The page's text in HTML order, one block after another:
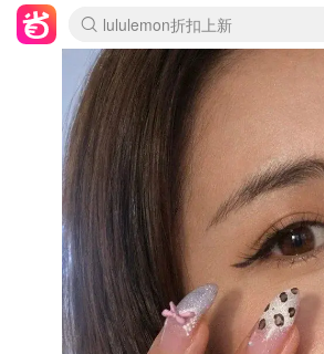
lululemon折扣上新
Sasa美妆护肤3.5折
SSENSE年中2.5折
FreshBeauty好价汇总
Cettire降价+叠9折
WWS Coles超市实拍
viagogo二手票捡漏
Myer超级周末
The Outnet奢牌1折起
David Jones 3折起
Flannels大牌1折
Perfumes Club护肤1折
AMIRO面罩$251
Amazon折扣汇总
eToro入金$200送$50
Amazon数码好物
ICONIC本周7.5折
ThedoubleF高奢地板价
Moose Knuckles 6折
EUFY摄像头$98
Selenichast首饰2折
Trip机票酒店促销
YSL送5件彩妆礼
Amazon家居好物
Amazon美妆护肤
雅漾大喷$8
过敏原检测盒$33
科颜氏高保湿面霜$29
SEALIFE海洋馆门票6折
丝塔芙大白罐$16
订阅Newsletter送香薰
Cult Beauty 6.8折
Harrods圣诞日历$525
LN-CC奢牌私促3折
d'Alba空姐喷雾$16
EVE LOM套装£56
Bernardelli独家4折
Adore Beauty 6折起
CT圣诞日历
Mytheresa奢品2.7折
Luxury Escapes 9折
Currentbody美容仪$881
MOON Garden Live
Roborock扫地机$649
Tingo Life水杯$24
Valentino官网5折
CR洗护套装$23
修丽可4件套$159
Myer彩妆2件7折
GANNI官网4.5折
Stylevana韩妆4折
Tessabit高奢8.5折
OGX洗发水$11
Amazon阿德莱德次日达
卡诗8.5折+赠礼
Philips Hue灯具8折